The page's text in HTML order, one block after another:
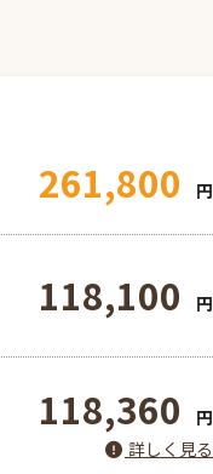
261,800 円
118,100 円
118,360
円
詳しく見る